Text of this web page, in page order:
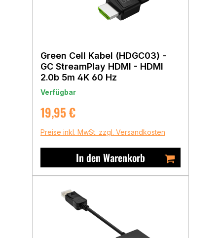
Green Cell Kabel (HDGC03) -
GC StreamPlay HDMI - HDMI
2.0b 5m 4K 60 Hz
Verfügbar
Regulärer Preis:
19,95 €
Preise inkl. MwSt. zzgl. Versandkosten
In den Warenkorb